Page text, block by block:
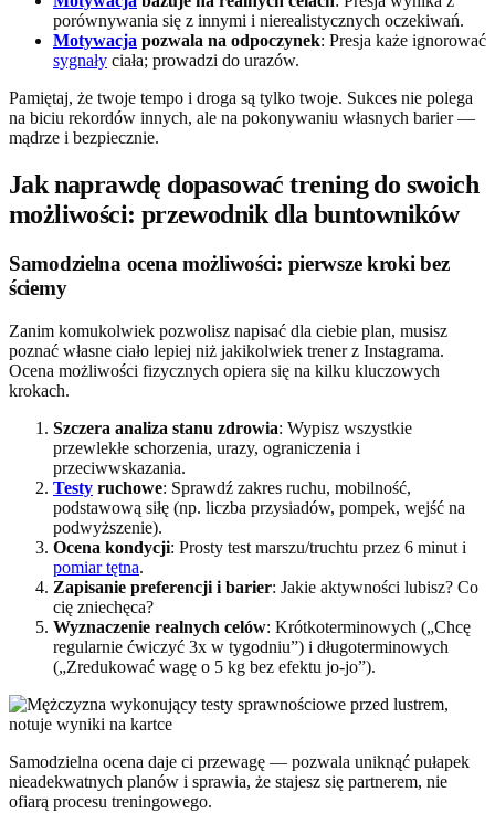
porównywania się z innymi i nierealistycznych oczekiwań.
Motywacja pozwala na odpoczynek: Presja każe ignorować
sygnały ciała; prowadzi do urazów.
Pamiętaj, że twoje tempo i droga są tylko twoje. Sukces nie polega
na biciu rekordów innych, ale na pokonywaniu własnych barier —
mądrze i bezpiecznie.
Jak naprawdę dopasować trening do swoich
możliwości: przewodnik dla buntowników
Samodzielna ocena możliwości: pierwsze kroki bez
ściemy
Zanim komukolwiek pozwolisz napisać dla ciebie plan, musisz
poznać własne ciało lepiej niż jakikolwiek trener z Instagrama.
Ocena możliwości fizycznych opiera się na kilku kluczowych
krokach.
Szczera analiza stanu zdrowia: Wypisz wszystkie
przewlekłe schorzenia, urazy, ograniczenia i
przeciwwskazania.
Testy ruchowe: Sprawdź zakres ruchu, mobilność,
podstawową siłę (np. liczba przysiadów, pompek, wejść na
podwyższenie).
Ocena kondycji: Prosty test marszu/truchtu przez 6 minut i
pomiar tętna.
Zapisanie preferencji i barier: Jakie aktywności lubisz? Co
cię zniechęca?
Wyznaczenie realnych celów: Krótkoterminowych („Chcę
regularnie ćwiczyć 3x w tygodniu”) i długoterminowych
(„Zredukować wagę o 5 kg bez efektu jo-jo”).
Samodzielna ocena daje ci przewagę — pozwala uniknąć pułapek
nieadekwatnych planów i sprawia, że stajesz się partnerem, nie
ofiarą procesu treningowego.